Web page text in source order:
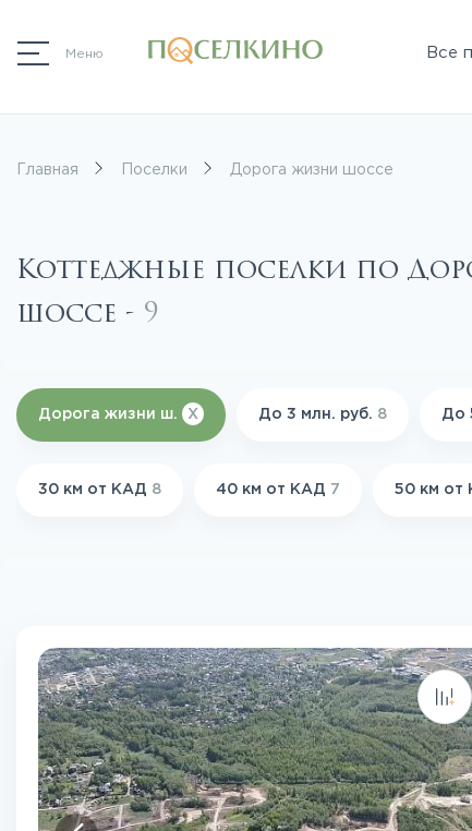
Меню Все
Главная Поселки Дорога жизни шоссе
Коттеджные поселки по
шоссе - 9
Дорога жизни ш. X До 3 млн. руб. 8 До
30 км от КАД 8 40 км от КАД 7 50 км от